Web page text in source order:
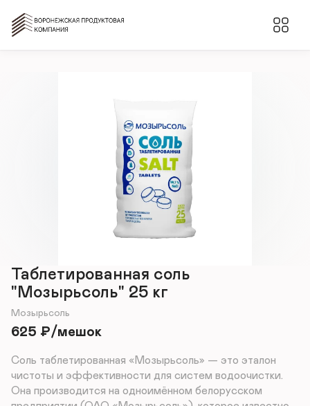
Таблетированная соль
"Мозырьсоль" 25 кг
Мозырьсоль
625 ₽/мешок
Соль таблетированная «Мозырьсоль» — это эталон
чистоты и эффективности для систем водоочистки.
Она производится на одноимённом белорусском